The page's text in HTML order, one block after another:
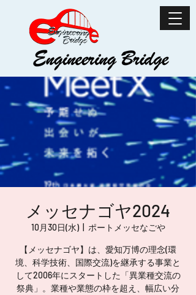
メッセナゴヤ2024
10月30日(水)
  |
ポートメッセなごや
【メッセナゴヤ】は、愛知万博の理念(環
境、科学技術、国際交流)を継承する事業と
して2006年にスタートした「異業種交流の
祭典」。業種や業態の枠を超え、幅広い分